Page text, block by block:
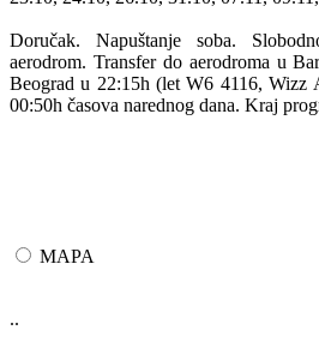
Doručak. Napuštanje soba.
aerodrom. Transfer do aerodroma u
Beograd u 22:15h (let W6 4116, Wizz
00:50h časova narednog dana. Kraj
MAPA
..